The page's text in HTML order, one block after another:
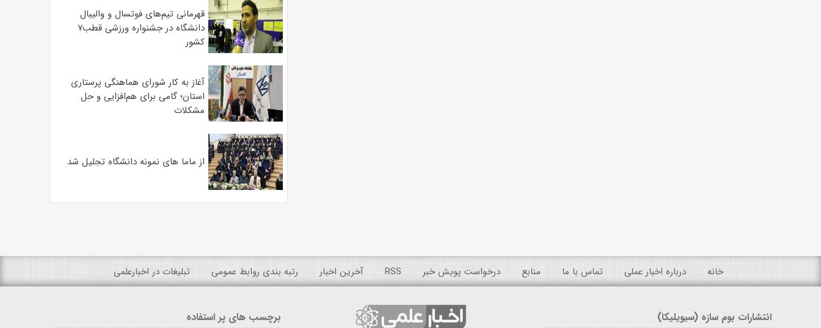
قهرمانی تیم‌های فوتسال و والیبال
دانشگاه در جشنواره ورزشی قطب۷
کشور
آغاز به کار شورای هماهنگی پرستاری
استان؛ گامی برای هم‌افزایی و حل
مشکلات
از ماما های نمونه دانشگاه تجلیل شد
خانه درباره اخبار عملی تماس با ما منابع درخواست پویش خبر RSS آخرین اخبار رتبه بندی روابط عمومی تبلیغات در اخبارعلمی
انتشارات بوم سازه (سیویلیکا) برچسب های پر استفاده